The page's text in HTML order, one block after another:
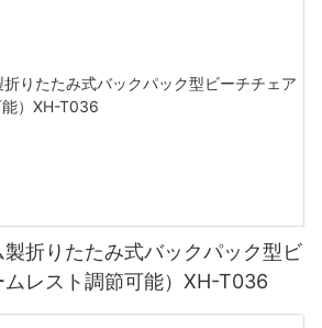
折りたたみ式バックパック型ビ
ムレスト調節可能）XH-T036